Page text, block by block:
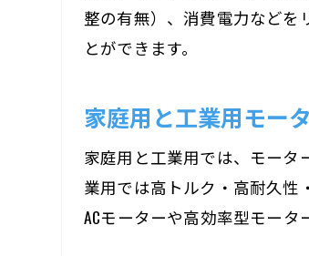
整の有無）、消費電力などを
とができます。
家庭用と工業用モー
家庭用と工業用では、モータ
業用では高トルク・高耐久性
ACモーターや高効率型モー